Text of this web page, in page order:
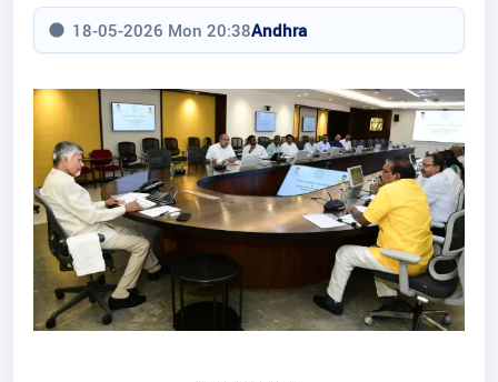
18-05-2026 Mon 20:38Andhra